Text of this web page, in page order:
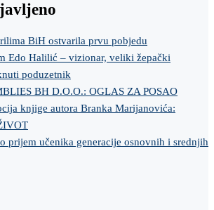
BiH ostvarila prvu pobjedu
Edo Halilić – vizionar, veliki žepački
poduzetnik
BH D.O.O.: OGLAS ZA POSAO
knjige autora Branka Marijanovića:
prijem učenika generacije osnovnih i srednjih